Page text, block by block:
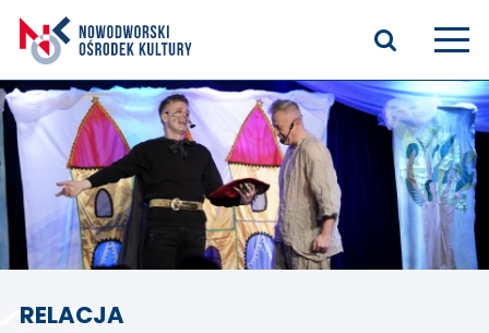
Aktualności
Kasyno Oficerskie
Kino
Bilety
Zajęcia stałe
RELACJA